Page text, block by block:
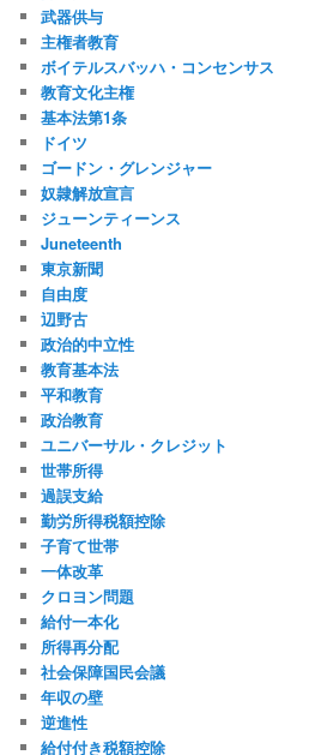
武器供与
主権者教育
ボイテルスバッハ・コンセンサス
教育文化主権
基本法第1条
ドイツ
ゴードン・グレンジャー
奴隷解放宣言
ジューンティーンス
Juneteenth
東京新聞
自由度
辺野古
政治的中立性
教育基本法
平和教育
政治教育
ユニバーサル・クレジット
世帯所得
過誤支給
勤労所得税額控除
子育て世帯
一体改革
クロヨン問題
給付一本化
所得再分配
社会保障国民会議
年収の壁
逆進性
給付付き税額控除